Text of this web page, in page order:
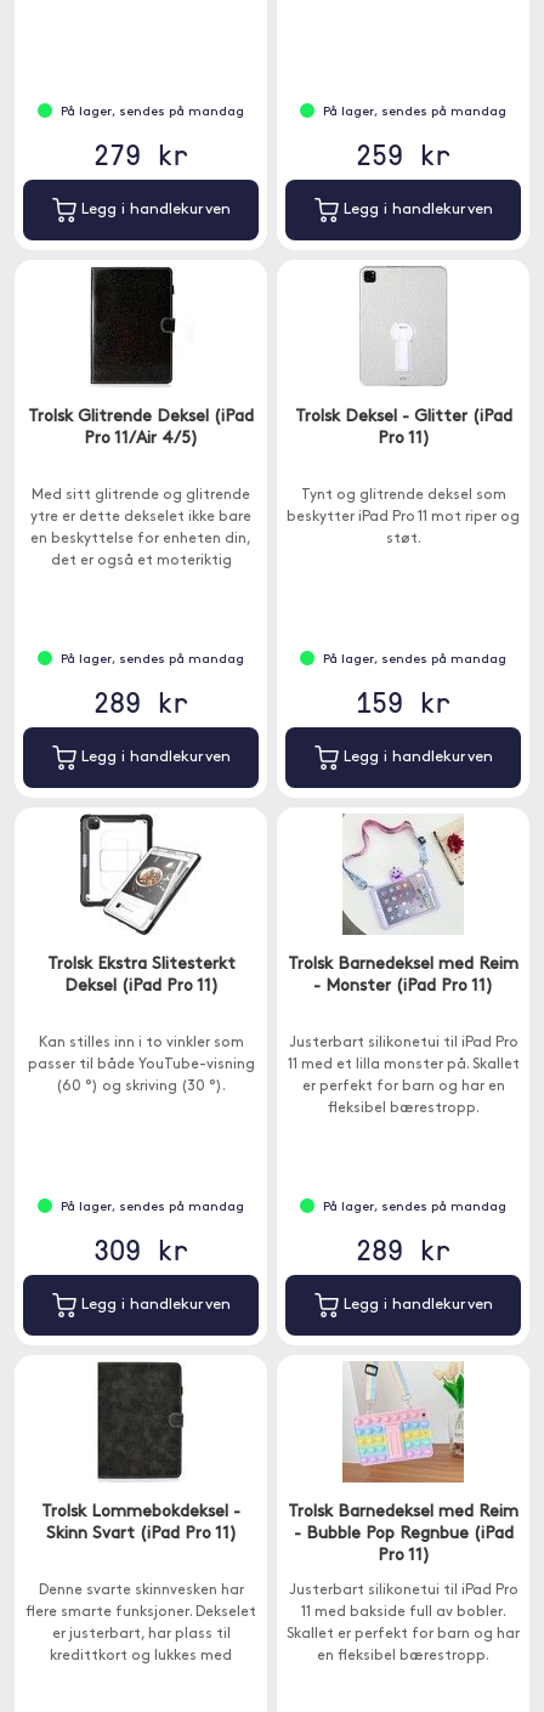
På lager, sendes på mandag
279 kr
Legg i handlekurven
På lager, sendes på mandag
259 kr
Legg i handlekurven
Trolsk Glitrende Deksel (iPad
Pro 11/Air 4/5)
Med sitt glitrende og glitrende
ytre er dette dekselet ikke bare
en beskyttelse for enheten din,
det er også et moteriktig
På lager, sendes på mandag
289 kr
Legg i handlekurven
Trolsk Deksel - Glitter (iPad
Pro 11)
Tynt og glitrende deksel som
beskytter iPad Pro 11 mot riper og
støt.
På lager, sendes på mandag
159 kr
Legg i handlekurven
Trolsk Ekstra Slitesterkt
Deksel (iPad Pro 11)
Kan stilles inn i to vinkler som
passer til både YouTube-visning
(60 °) og skriving (30 °).
På lager, sendes på mandag
309 kr
Legg i handlekurven
Trolsk Barnedeksel med Reim
- Monster (iPad Pro 11)
Justerbart silikonetui til iPad Pro
11 med et lilla monster på. Skallet
er perfekt for barn og har en
fleksibel bærestropp.
På lager, sendes på mandag
289 kr
Legg i handlekurven
Trolsk Lommebokdeksel -
Skinn Svart (iPad Pro 11)
Denne svarte skinnvesken har
flere smarte funksjoner. Dekselet
er justerbart, har plass til
kredittkort og lukkes med
Trolsk Barnedeksel med Reim
- Bubble Pop Regnbue (iPad
Pro 11)
Justerbart silikonetui til iPad Pro
11 med bakside full av bobler.
Skallet er perfekt for barn og har
en fleksibel bærestropp.